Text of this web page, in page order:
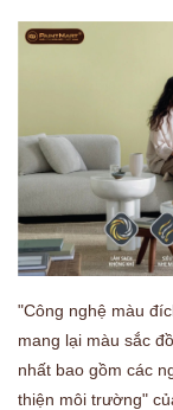
"Công nghệ màu
mang lại màu sắc
nhất bao gồm các
thiện môi trường"